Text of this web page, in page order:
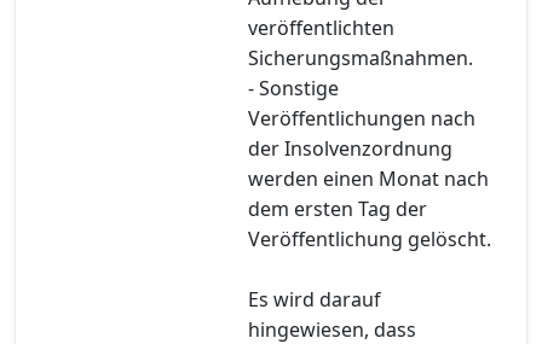
veröffentlichten
Sicherungsmaßnahmen.
- Sonstige
Veröffentlichungen nach
der Insolvenzordnung
werden einen Monat nach
dem ersten Tag der
Veröffentlichung gelöscht.
Es wird darauf
hingewiesen, dass